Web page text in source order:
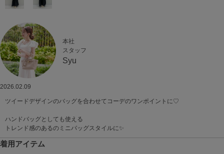
本社
スタッフ
Syu
2026.02.09
ツイードデザインのバッグを合わせてコーデのワンポイントに♡
ハンドバッグとしても使える
トレンド感のあるのミニバッグスタイルに✨️
着用アイテム